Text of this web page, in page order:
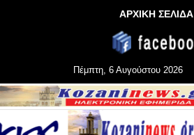
ΑΡΧΙΚΗ ΣΕΛΙΔΑ
Πέμπτη, 6 Αυγούστου 2026